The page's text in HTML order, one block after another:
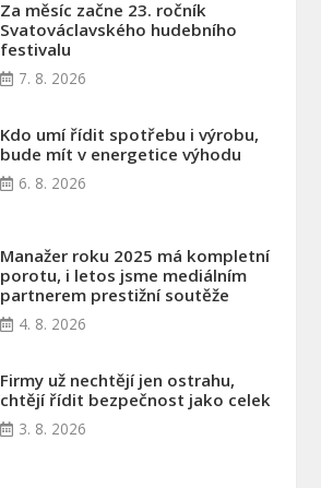
Za měsíc začne 23. ročník
Svatováclavského hudebního
festivalu
7. 8. 2026
Kdo umí řídit spotřebu i výrobu,
bude mít v energetice výhodu
6. 8. 2026
Manažer roku 2025 má kompletní
porotu, i letos jsme mediálním
partnerem prestižní soutěže
4. 8. 2026
Firmy už nechtějí jen ostrahu,
chtějí řídit bezpečnost jako celek
3. 8. 2026